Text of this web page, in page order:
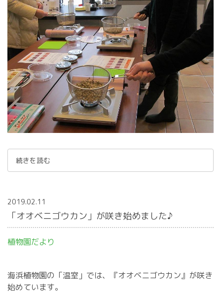
続きを読む
2019.02.11
「オオベニゴウカン」が咲き始めました♪
植物園だより
海浜植物園の「温室」では、『オオベニゴウカン』が咲き
始めています。